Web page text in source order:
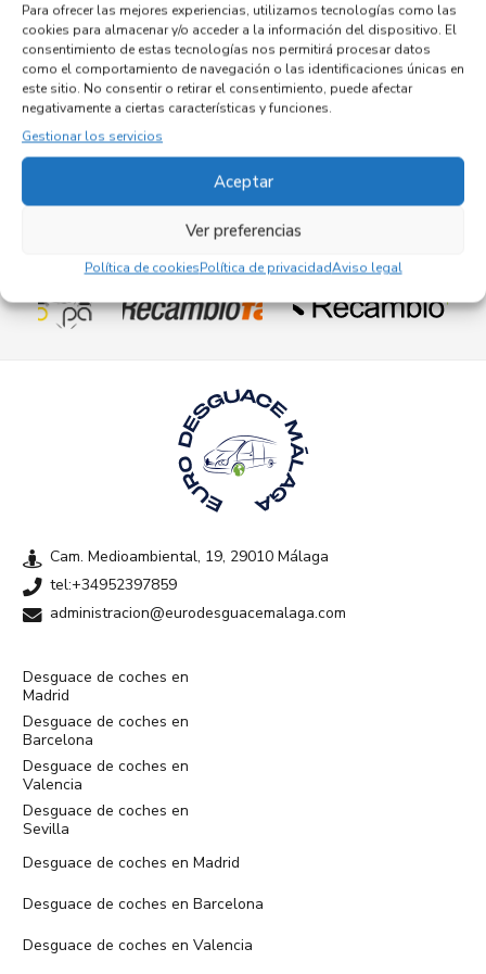
Para ofrecer las mejores experiencias, utilizamos tecnologías como las
cookies para almacenar y/o acceder a la información del dispositivo. El
consentimiento de estas tecnologías nos permitirá procesar datos
como el comportamiento de navegación o las identificaciones únicas en
este sitio. No consentir o retirar el consentimiento, puede afectar
negativamente a ciertas características y funciones.
Gestionar los servicios
Aceptar
Ver preferencias
Política de cookiesPolítica de privacidadAviso legal
FILTRO AIRE 500315949
Recambios IVECODAILY CHASIS 8140.43S
Referencia ID:
144928
Referencia OEM: 500315949
82,95 (IVA no incluído)
Cam. Medioambiental, 19, 29010 Málaga
tel:+34952397859
administracion@eurodesguacemalaga.com
Desguace de coches en
Madrid
Desguace de coches en
Barcelona
Desguace de coches en
Valencia
Desguace de coches en
Sevilla
Desguace de coches en Madrid
Desguace de coches en Barcelona
Desguace de coches en Valencia